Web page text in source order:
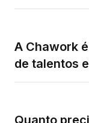
A Chawork
de talentos
Quanto